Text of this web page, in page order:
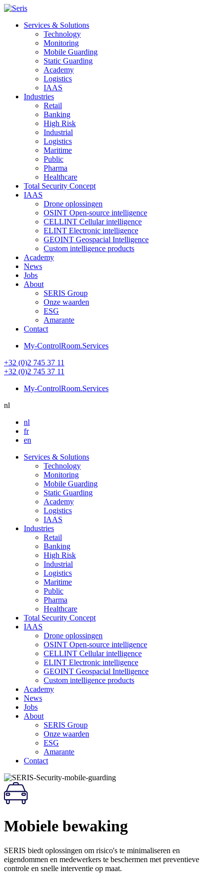
Services & Solutions
Technology
Monitoring
Mobile Guarding
Static Guarding
Academy
Logistics
IAAS
Industries
Retail
Banking
High Risk
Industrial
Logistics
Maritime
Public
Pharma
Healthcare
Total Security Concept
IAAS
Drone oplossingen
OSINT Open-source intelligence
CELLINT Cellular intelligence
ELINT Electronic intelligence
GEOINT Geospacial Intelligence
Custom intelligence products
Academy
News
Jobs
About
SERIS Group
Onze waarden
ESG
Amarante
Contact
My-ControlRoom.Services
+32 (0)2 745 37 11
+32 (0)2 745 37 11
My-ControlRoom.Services
nl
nl
fr
en
Services & Solutions
Technology
Monitoring
Mobile Guarding
Static Guarding
Academy
Logistics
IAAS
Industries
Retail
Banking
High Risk
Industrial
Logistics
Maritime
Public
Pharma
Healthcare
Total Security Concept
IAAS
Drone oplossingen
OSINT Open-source intelligence
CELLINT Cellular intelligence
ELINT Electronic intelligence
GEOINT Geospacial Intelligence
Custom intelligence products
Academy
News
Jobs
About
SERIS Group
Onze waarden
ESG
Amarante
Contact
Mobiele bewaking
SERIS biedt oplossingen om risico's te minimaliseren en
eigendommen en medewerkers te beschermen met preventieve
controle en snelle interventie op maat.